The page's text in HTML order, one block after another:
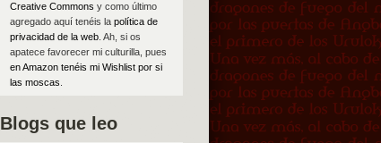
Creative Commons y como último
agregado aquí tenéis la política de
privacidad de la web. Ah, si os
apatece favorecer mi culturilla, pues
en Amazon tenéis mi Wishlist por si
las moscas
Blogs que leo